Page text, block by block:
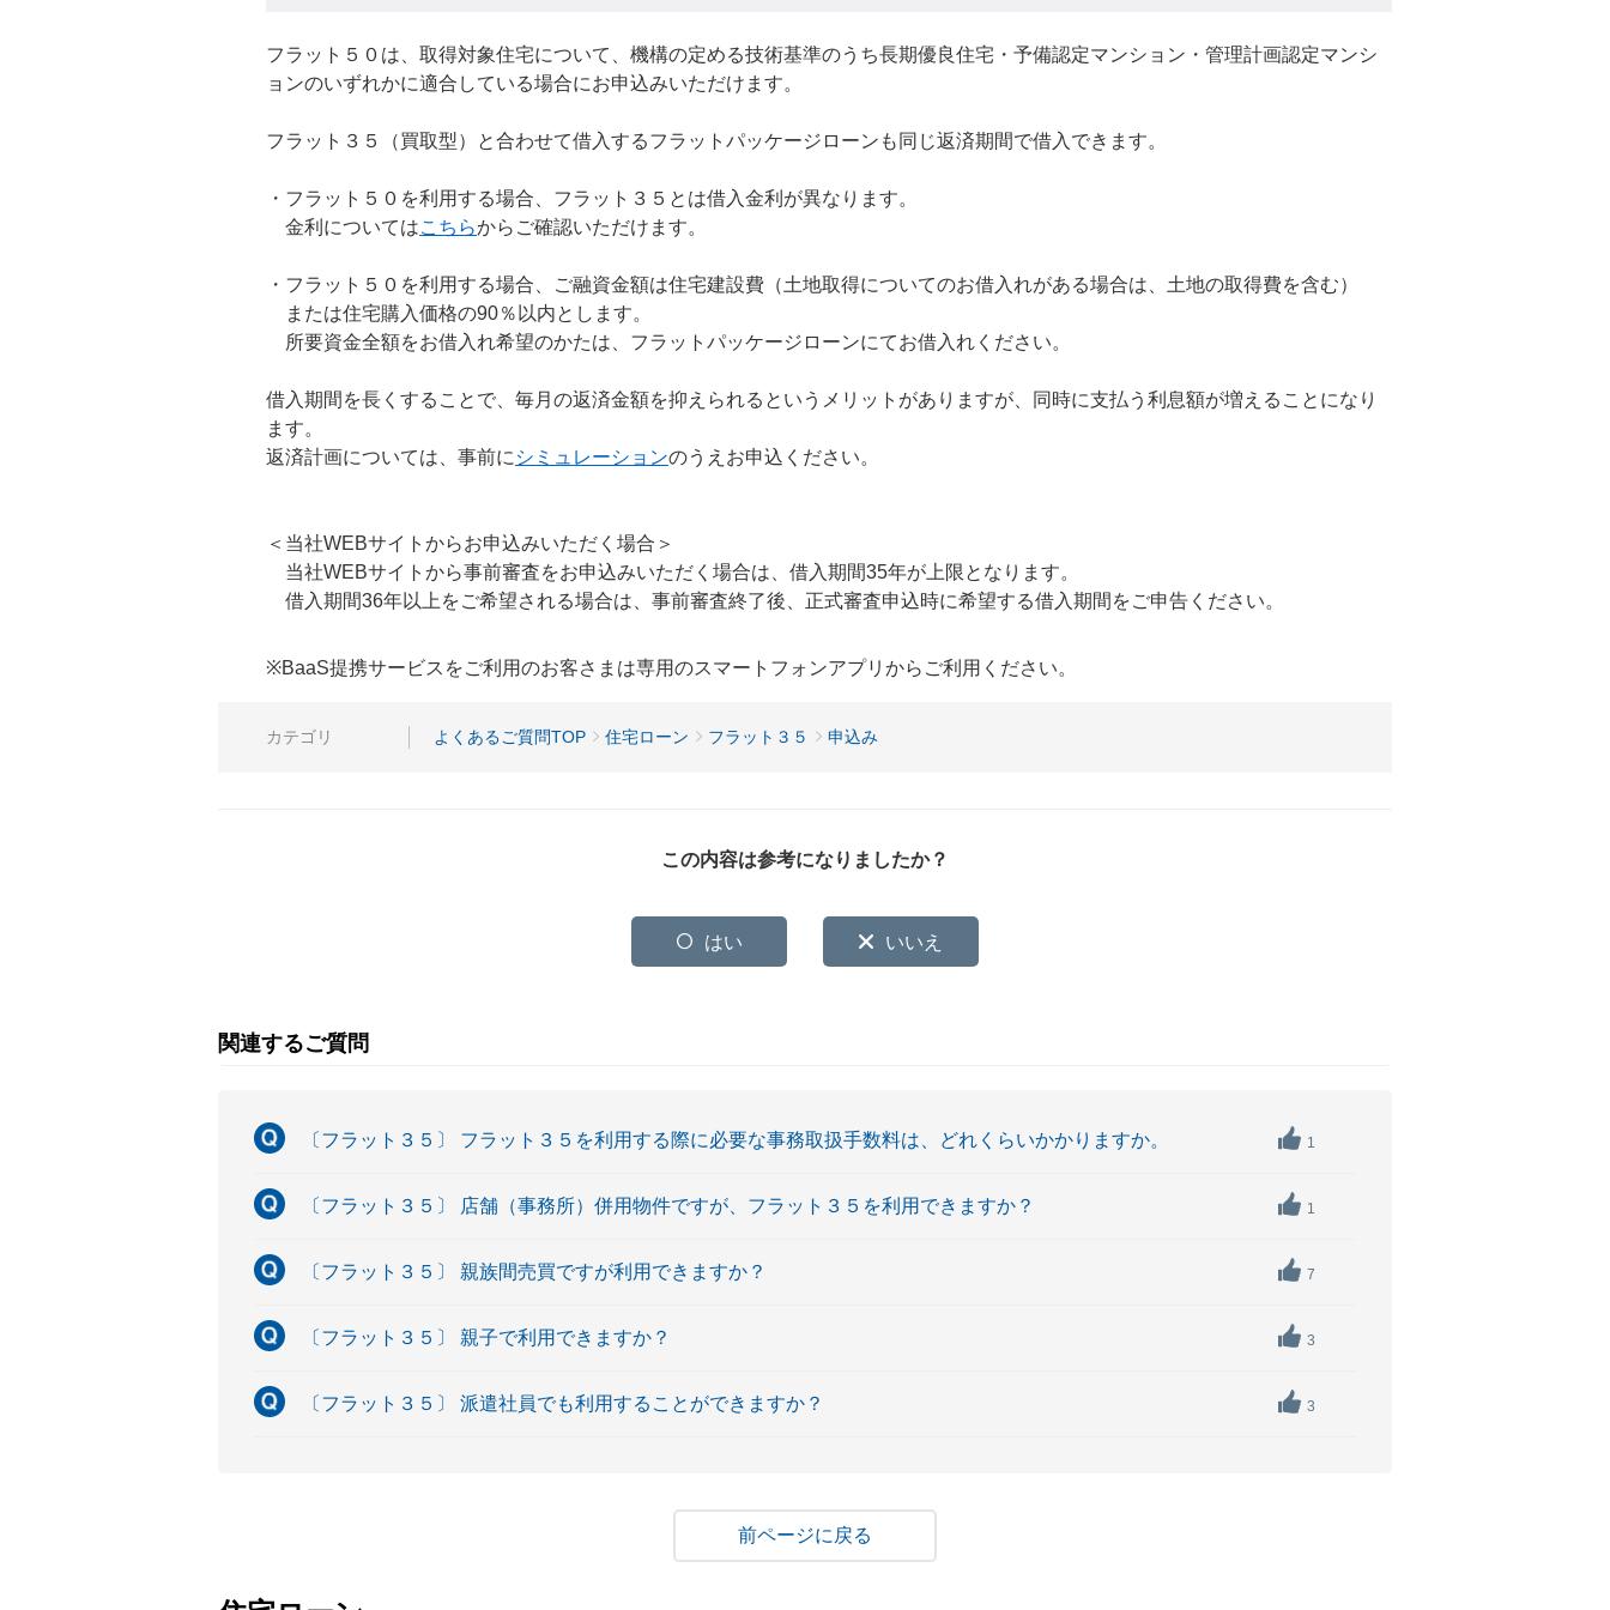
フラット５０は、取得対象住宅について、機構の定める技術基準のうち長期優良住宅・予備認定マンション・管理計画認定マンシ
ョンのいずれかに適合している場合にお申込みいただけます。
フラット３５（買取型）と合わせて借入するフラットパッケージローンも同じ返済期間で借入できます。
・フラット５０を利用する場合、フラット３５とは借入金利が異なります。
金利についてはこちらからご確認いただけます。
・フラット５０を利用する場合、ご融資金額は住宅建設費（土地取得についてのお借入れがある場合は、土地の取得費を含む）
または住宅購入価格の90％以内とします。
所要資金全額をお借入れ希望のかたは、フラットパッケージローンにてお借入れください。
借入期間を長くすることで、毎月の返済金額を抑えられるというメリットがありますが、同時に支払う利息額が増えることになり
ます。
返済計画については、事前に シミュレーションのうえお申込ください。
＜当社WEBサイトからお申込みいただく場合＞
当社WEBサイトから事前審査をお申込みいただく場合は、借入期間35年が上限となります。
借入期間36年以上をご希望される場合は、事前審査終了後、正式審査申込時に希望する借入期間をご申告ください。
※BaaS提携サービスをご利用のお客さまは専用のスマートフォンアプリからご利用ください。
カテゴリ よくあるご質問TOP 住宅ローン フラット３５ 申込み
この内容は参考になりましたか？
はい いいえ
関連するご質問
〔フラット３５〕 フラット３５を利用する際に必要な事務取扱手数料は、どれくらいかかりますか。 1
〔フラット３５〕 店舗（事務所）併用物件ですが、フラット３５を利用できますか？ 1
〔フラット３５〕 親族間売買ですが利用できますか？ 7
〔フラット３５〕 親子で利用できますか？ 3
〔フラット３５〕 派遣社員でも利用することができますか？ 3
戻る